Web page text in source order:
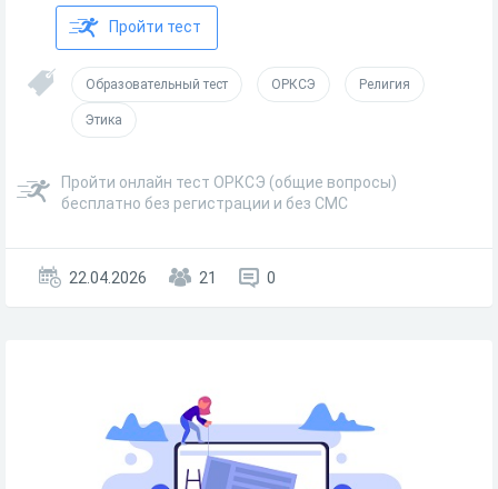
Пройти тест
Образовательный тест ОРКСЭ Религия
Этика
Пройти онлайн тест ОРКСЭ (общие вопросы)
бесплатно без регистрации и без СМС
22.04.2026 21 0